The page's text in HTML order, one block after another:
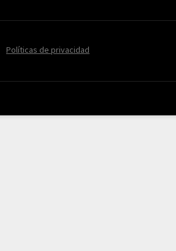
Políticas de privacidad